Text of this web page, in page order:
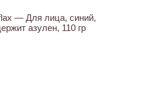
— Для лица, синий,
азулен, 110 гр